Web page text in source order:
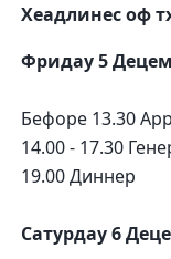
Хеадлинес оф
Фридаy 5
Бефоре 13.30
14.00 - 17.30
19.00 Диннер
Сатурдаy 6